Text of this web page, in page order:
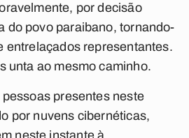
por decisão
do povo paraibano, tornando-
entrelaçados representantes.
unta ao mesmo caminho.
presentes neste
por nuvens cibernéticas,
neste instante à